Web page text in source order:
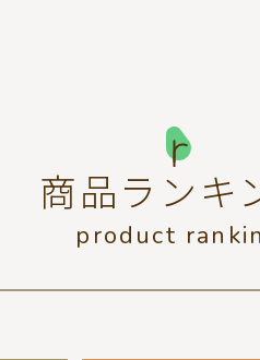
商品ランキ
product